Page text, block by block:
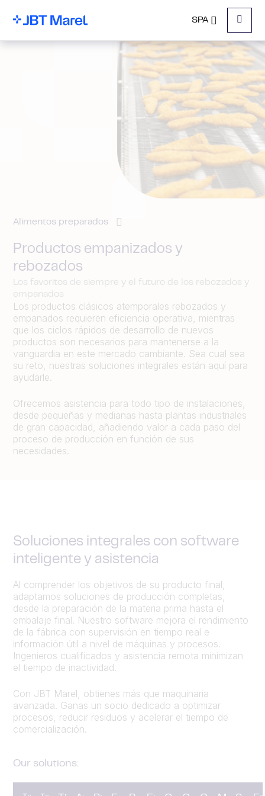
SPA
Menu
Alimentos preparados
Productos empanizados y
rebozados
Los favoritos de siempre y el futuro de los rebozados y
empanados
Los productos clásicos atemporales rebozados y
empanados requieren eficiencia operativa, mientras
que los ciclos rápidos de desarrollo de nuevos
productos son necesarios para mantenerse a la
vanguardia en este mercado cambiante. Sea cual sea
su reto, nuestras soluciones integrales están aquí para
ayudarle.
Ofrecemos asistencia para todo tipo de instalaciones,
desde pequeñas y medianas hasta plantas industriales
de gran capacidad, añadiendo valor a cada paso del
proceso de producción en función de sus
necesidades.
Soluciones integrales con software
inteligente y asistencia
Al comprender los objetivos de su producto final,
adaptamos soluciones de producción completas,
desde la preparación de la materia prima hasta el
embalaje final. Nuestro software mejora el rendimiento
de la fábrica con supervisión en tiempo real e
información útil a nivel de máquinas y procesos.
Ingenieros cualificados y asistencia remota minimizan
el tiempo de inactividad.
Con JBT Marel, obtienes más que maquinaria
avanzada. Ganas un socio dedicado a optimizar
procesos, reducir residuos y acelerar el tiempo de
comercialización.
Our solutions: